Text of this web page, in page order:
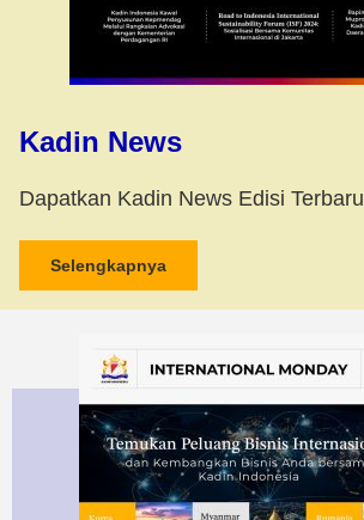
Kadin News
Dapatkan Kadin News Edisi Terbaru
Selengkapnya